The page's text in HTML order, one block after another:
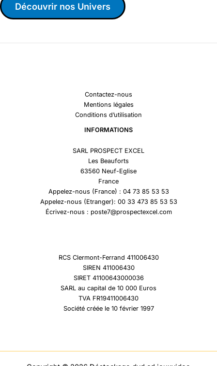
Découvrir nos Univers
Contactez-nous
Mentions légales
Conditions d’utilisation
INFORMATIONS
SARL PROSPECT EXCEL
Les Beauforts
63560 Neuf-Eglise
France
Appelez-nous (France) : 04 73 85 53 53
Appelez-nous (Etranger): 00 33 473 85 53 53
Écrivez-nous : poste7@prospectexcel.com
RCS Clermont-Ferrand 411006430
SIREN 411006430
SIRET 41100643000036
SARL au capital de 10 000 Euros
TVA FR19411006430
Société créée le 10 février 1997